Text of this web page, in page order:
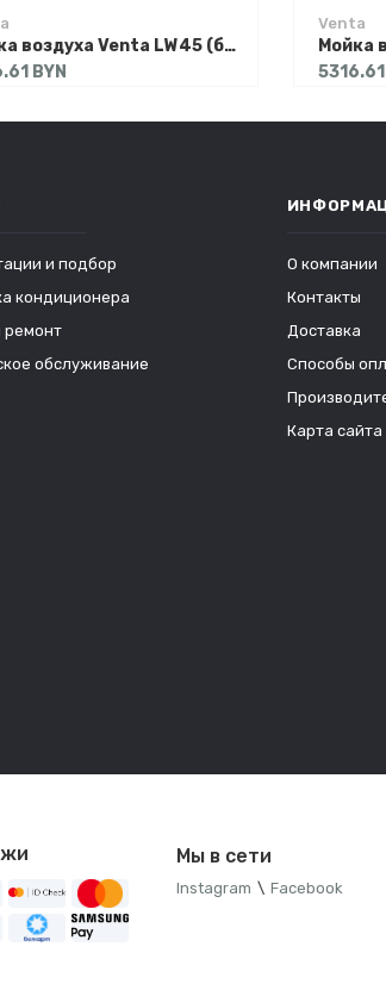
Мойка воздуха Venta LW45 (белый)
BYN
Venta
5316.61
и подбор
кондиционера
ремонт
обслуживание
О компании
Контакты
Доставка
Способы
Карта сайта
Мы в сети
Instagram \ Facebook